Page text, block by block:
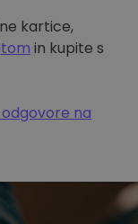
kartice,
in kupite s
na